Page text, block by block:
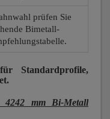
prüfen Sie
Bimetall-
Standardprofile,
mm Bi-Metall